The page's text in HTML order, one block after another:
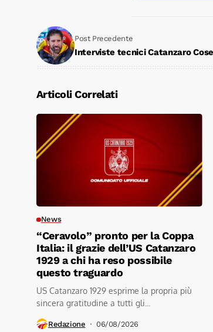
Post Precedente
Interviste tecnici Catanzaro
Articoli Correlati
News
“Ceravolo” pronto per la Coppa
Italia: il grazie dell’US Catanzaro
1929 a chi ha reso possibile
questo traguardo
US Catanzaro 1929 esprime la propria più
sincera gratitudine a tutti gli...
Redazione 06/08/2026